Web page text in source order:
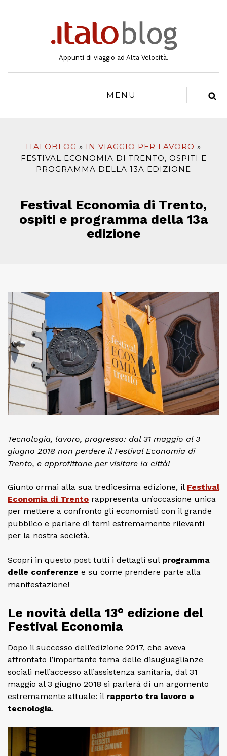
Appunti di viaggio ad Alta Velocità.
MENU
ITALOBLOG
IN VIAGGIO PER LAVORO
FESTIVAL ECONOMIA DI TRENTO, OSPITI E
PROGRAMMA DELLA 13A EDIZIONE
Festival Economia di Trento,
ospiti e programma della 13a
edizione
Tecnologia, lavoro, progresso: dal 31 maggio al 3
giugno 2018 non perdere il Festival Economia di
Trento, e approfittane per visitare la città!
Giunto ormai alla sua tredicesima edizione, il Festival
Economia di Trento rappresenta un’occasione unica
per mettere a confronto gli economisti con il grande
pubblico e parlare di temi estremamente rilevanti
per la nostra società.
Scopri in questo post tutti i dettagli sul programma
delle conferenze e su come prendere parte alla
manifestazione!
Le novità della 13° edizione del
Festival Economia
Dopo il successo dell’edizione 2017, che aveva
affrontato l’importante tema delle disuguaglianze
sociali nell’accesso all’assistenza sanitaria, dal 31
maggio al 3 giugno 2018 si parlerà di un argomento
estremamente attuale: il rapporto tra lavoro e
tecnologia.